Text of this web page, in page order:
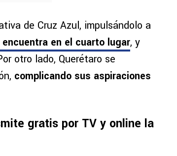
de Cruz Azul, impulsándolo a
en el cuarto lugar, y
otro lado, Querétaro se
complicando sus aspiraciones
gratis por TV y online la